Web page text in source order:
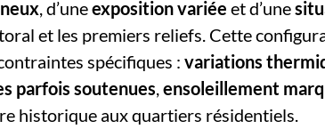
, d’uneexposition variée et d’une
et les premiers reliefs. Cette
spécifiques :variations
parfois soutenues ,ensoleillement
historique aux quartiers résidentiels.